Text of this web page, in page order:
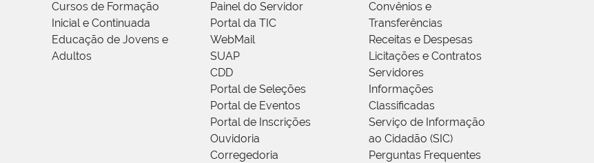
Cursos de Formação
Inicial e Continuada
Educação de Jovens e
Adultos
Painel do Servidor
Portal da TIC
WebMail
SUAP
CDD
Portal de Seleções
Portal de Eventos
Portal de Inscrições
Ouvidoria
Corregedoria
Convênios e
Transferências
Receitas e Despesas
Licitações e Contratos
Servidores
Informações
Classificadas
Serviço de Informação
ao Cidadão (SIC)
Perguntas Frequentes